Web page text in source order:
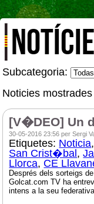
Subcategoria:
Noticies
[V�DEO] Un
30-05-2016 23:56 per Sergi
Etiquetes: Noticia,
San Crist�bal ,
Llorca, CE
Després dels sorteigs
Golcat.com TV ha
intens a la seu